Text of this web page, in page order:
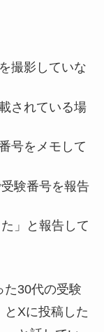
撮影していな
されている場
号をメモして
験番号を報告
」と報告して
た30代の受験
Xに投稿した